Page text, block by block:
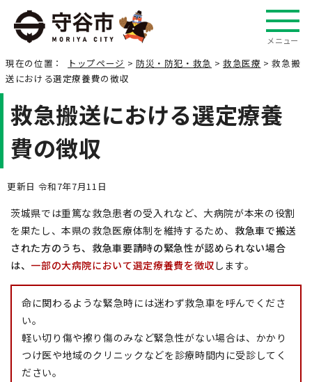
メニュー
現在の位置： トップページ > 防災・防犯・救急 > 救急医療 > 救急搬
送における選定療養費の徴収
救急搬送における選定療養
費の徴収
更新日 令和7年7月11日
茨城県では重篤な救急患者の受入れなど、大病院が本来の役割
を果たし、本県の救急医療体制を維持するため、 救急車で搬送
された方のうち、救急車要請時の緊急性が認められない場合
は、 一部の大病院において選定療養費を徴収 します。
命に関わるような緊急時には迷わず救急車を呼んでくださ
い。
軽い切り傷や擦り傷のみなど緊急性がない場合は、かかり
つけ医や地域のクリニックなどを診療時間内に受診してく
ださい。